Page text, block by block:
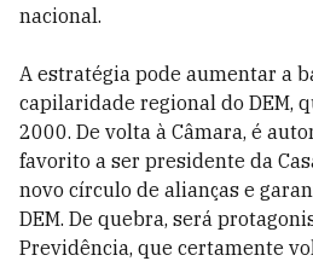
nacional.
A estratégia pode aumentar a
capilaridade regional do DEM,
2000. De volta à Câmara, é
favorito a ser presidente da
novo círculo de alianças e
DEM. De quebra, será
Previdência, que certamente